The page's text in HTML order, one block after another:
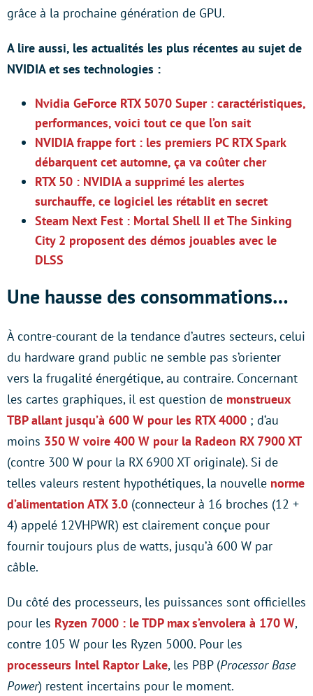
grâce à la prochaine génération de GPU.
A lire aussi, les actualités les plus récentes au sujet de
NVIDIA et ses technologies :
Nvidia GeForce RTX 5070 Super : caractéristiques,
performances, voici tout ce que l’on sait
NVIDIA frappe fort : les premiers PC RTX Spark
débarquent cet automne, ça va coûter cher
RTX 50 : NVIDIA a supprimé les alertes
surchauffe, ce logiciel les rétablit en secret
Steam Next Fest : Mortal Shell II et The Sinking
City 2 proposent des démos jouables avec le
DLSS
Une hausse des consommations…
À contre-courant de la tendance d’autres secteurs, celui
du hardware grand public ne semble pas s’orienter
vers la frugalité énergétique, au contraire. Concernant
les cartes graphiques, il est question de monstrueux
TBP allant jusqu’à 600 W pour les RTX 4000 ; d‘au
moins 350 W voire 400 W pour la Radeon RX 7900 XT
(contre 300 W pour la RX 6900 XT originale). Si de
telles valeurs restent hypothétiques, la nouvelle norme
d’alimentation ATX 3.0 (connecteur à 16 broches (12 +
4) appelé 12VHPWR) est clairement conçue pour
fournir toujours plus de watts, jusqu’à 600 W par
câble.
Du côté des processeurs, les puissances sont officielles
pour les Ryzen 7000 : le TDP max s’envolera à 170 W,
contre 105 W pour les Ryzen 5000. Pour les
processeurs Intel Raptor Lake, les PBP (Processor Base
Power) restent incertains pour le moment.